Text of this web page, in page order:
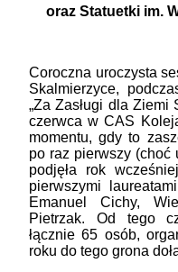
oraz Statuetki im.
Coroczna uroczysta
Skalmierzyce,
„Za Zasługi dla Ziemi
czerwca w CAS
momentu, gdy to
po raz pierwszy (choć
podjęła rok
pierwszymi
Emanuel Cichy,
Pietrzak. Od tego
łącznie 65 osób,
roku do tego grona